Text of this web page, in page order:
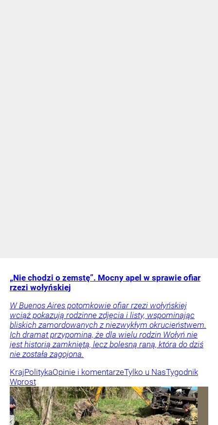
„Nie chodzi o zemstę”. Mocny apel w sprawie ofiar
rzezi wołyńskiej
W Buenos Aires potomkowie ofiar rzezi wołyńskiej
wciąż pokazują rodzinne zdjęcia i listy, wspominając
bliskich zamordowanych z niezwykłym okrucieństwem.
Ich dramat przypomina, że dla wielu rodzin Wołyń nie
jest historią zamkniętą, lecz bolesną raną, która do dziś
nie została zagojona.
KrajPolitykaOpinie i komentarzeTylko u NasTygodnik
Wprost